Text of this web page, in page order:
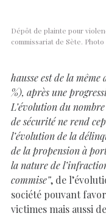
Dépôt de plainte pour
commissariat de Sète.
hausse est de la même
%), après une
L’évolution du
de sécurité ne rend
l’évolution de la
de la propension à
la nature de
commise”, de
société pouvant
victimes mais aussi